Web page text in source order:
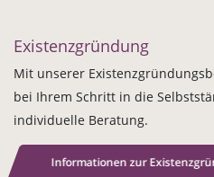
Existenzgründung
Mit unserer
bei Ihrem Schritt in die
individuelle Beratung.
Informationen zur